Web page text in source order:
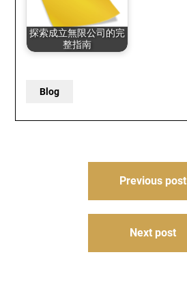
探索成立無限公司的完
整指南
Blog
Previous post
Next post